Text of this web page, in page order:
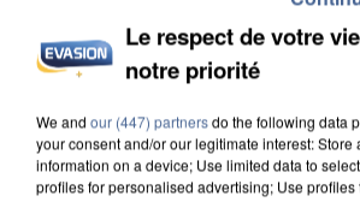
L’UN DES FONDATEURS
MAFIA INTERPELLÉ EN ALGÉRIE
Le respect de votre
notre priorité
We and our (447) partnersdo the following data
your consent and/or our legitimate interest: Store
information on a device; Use limited data to
profiles for personalised advertising; Use